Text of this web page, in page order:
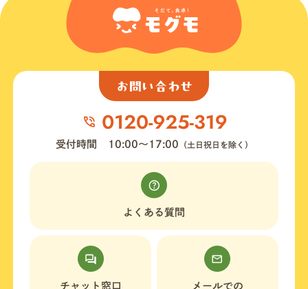
お問い合わせ
受付時間 10:00〜17:00 （土日祝日を除く）
よくある質問
チャット窓口
メールでの